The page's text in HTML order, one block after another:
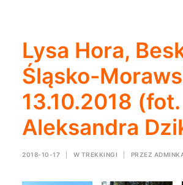
Lysa Hora,
Śląsko-
13.10.2018 (fot.
Aleksandra
2018-10-17 W TREKKINGI PRZEZ